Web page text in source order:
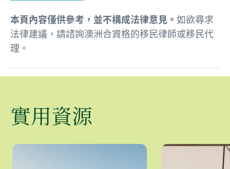
本頁內容僅供參考，並不構成法律意見。 如欲尋求
法律建議，請諮詢澳洲合資格的移民律師或移民代
理。
實用資源